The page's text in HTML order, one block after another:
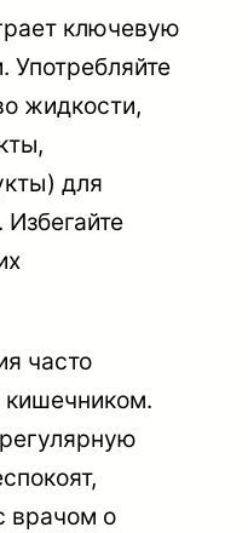
ключевую
Употребляйте
жидкости,
для
часто
врачом о